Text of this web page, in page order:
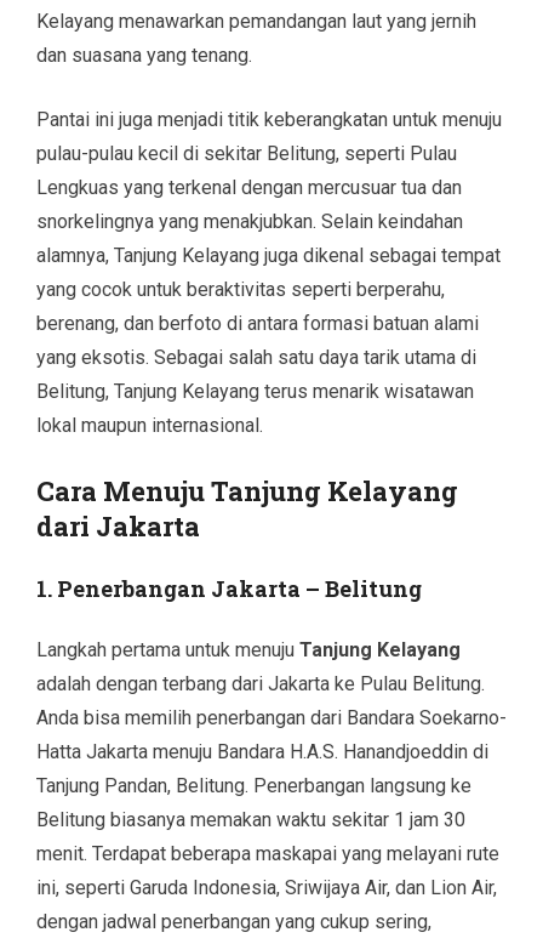
Kelayang menawarkan pemandangan laut yang jernih
dan suasana yang tenang.
Pantai ini juga menjadi titik keberangkatan untuk menuju
pulau-pulau kecil di sekitar Belitung, seperti Pulau
Lengkuas yang terkenal dengan mercusuar tua dan
snorkelingnya yang menakjubkan. Selain keindahan
alamnya, Tanjung Kelayang juga dikenal sebagai tempat
yang cocok untuk beraktivitas seperti berperahu,
berenang, dan berfoto di antara formasi batuan alami
yang eksotis. Sebagai salah satu daya tarik utama di
Belitung, Tanjung Kelayang terus menarik wisatawan
lokal maupun internasional.
Cara Menuju Tanjung Kelayang
dari Jakarta
1. Penerbangan Jakarta – Belitung
Langkah pertama untuk menuju Tanjung Kelayang
adalah dengan terbang dari Jakarta ke Pulau Belitung.
Anda bisa memilih penerbangan dari Bandara Soekarno-
Hatta Jakarta menuju Bandara H.A.S. Hanandjoeddin di
Tanjung Pandan, Belitung. Penerbangan langsung ke
Belitung biasanya memakan waktu sekitar 1 jam 30
menit. Terdapat beberapa maskapai yang melayani rute
ini, seperti Garuda Indonesia, Sriwijaya Air, dan Lion Air,
dengan jadwal penerbangan yang cukup sering,